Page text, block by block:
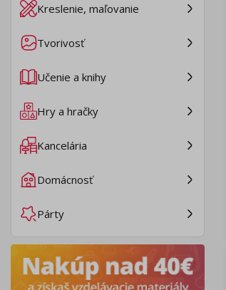
Kreslenie, maľovanie
Tvorivosť
Učenie a knihy
Hry a hračky
Kancelária
Domácnosť
Párty